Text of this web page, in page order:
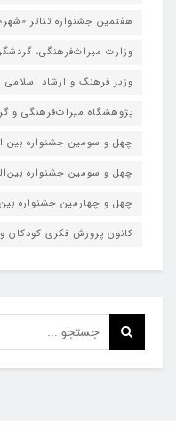
هفتمین جشنواره تئاتر
وزارت میراث‌فرهنگی،
وزیر فرهنگ و ارشاد اسلامی
پژوهشگاه میراث‌فرهنگی و
چهل و سومین جشنواره بین
چهل و سومین جشنواره
چهل و چهارمین جشنواره بین
کانون پرورش فکری کودکان